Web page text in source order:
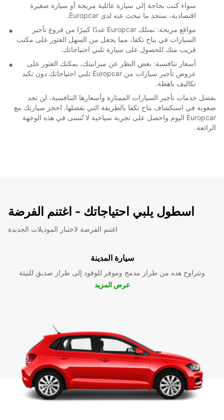
سواء كنت بحاجة إلى سيارة عائلية مريحة أو سيارة صغيرة
اقتصادية، ستجد ما تبحث عنه لدى Europcar.
مواقع مريحة: تمتلك Europcar عددًا كبيرًا من فروع تأجير
السيارات في بتاح تكفا، مما يجعل من السهل العثور على مكتب
قريب منك للحصول على سيارة تلبي احتياجاتك.
أسعار تنافسية: بغض النظر عن ميزانيتك، يمكنك العثور على
عروض تأجير سيارات من Europcar تلبي احتياجاتك دون تكبد
تكاليف باهظة.
بفضل خدمات تأجير السيارات الممتازة وأسعارها التنافسية، لن تجد
صعوبة في استكشاف بتاح تكفا بالطريقة التي تفضلها. احجز سيارتك مع
Europcar اليوم واحصل على تجربة سياحية لا تُنسى في هذه الوجهة
الرائعة.
اسطول يلبي احتياجاتك - اغتنم الفرضة
اغتنم الفرصة لاختبار الموديلات الجديدة
سيارة المدينة
وتتراوح هذه من طراز مدمج وموفر للوقود إلى طراز صديق للبيئة
عرض المزيد